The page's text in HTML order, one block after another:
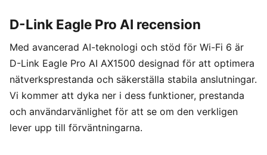
D-Link Eagle Pro AI recension
Med avancerad AI-teknologi och stöd för Wi-Fi 6 är
D-Link Eagle Pro AI AX1500 designad för att optimera
nätverksprestanda och säkerställa stabila anslutningar.
Vi kommer att dyka ner i dess funktioner, prestanda
och användarvänlighet för att se om den verkligen
lever upp till förväntningarna.